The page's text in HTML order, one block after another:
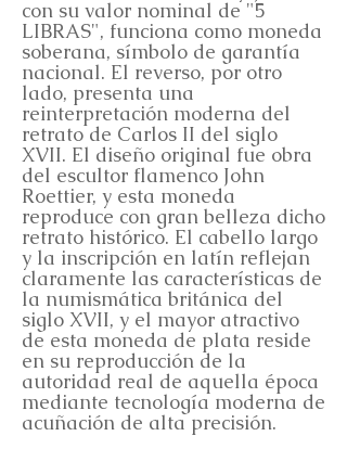
con su valor nominal de "5
LIBRAS", funciona como moneda
soberana, símbolo de garantía
nacional. El reverso, por otro
lado, presenta una
reinterpretación moderna del
retrato de Carlos II del siglo
XVII. El diseño original fue obra
del escultor flamenco John
Roettier, y esta moneda
reproduce con gran belleza dicho
retrato histórico. El cabello largo
y la inscripción en latín reflejan
claramente las características de
la numismática británica del
siglo XVII, y el mayor atractivo
de esta moneda de plata reside
en su reproducción de la
autoridad real de aquella época
mediante tecnología moderna de
acuñación de alta precisión.